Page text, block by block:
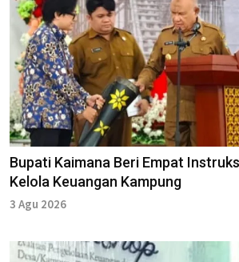
Bupati Kaimana Beri Empat
Kelola Keuangan Kampung
3 Agu 2026